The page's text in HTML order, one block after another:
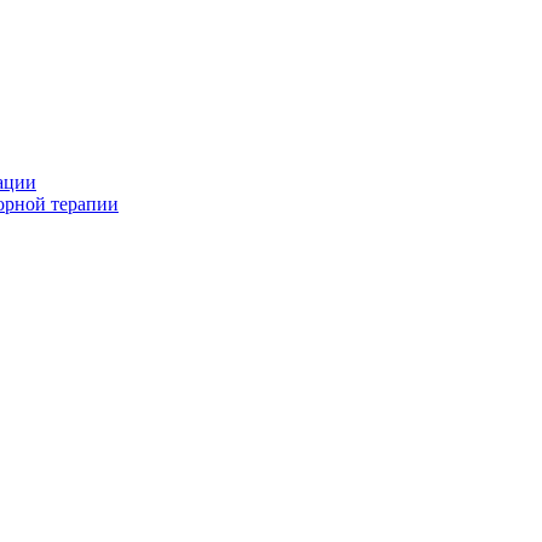
терапии